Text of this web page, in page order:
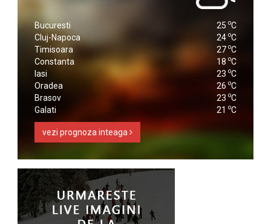
Bucuresti 25 oC
Cluj-Napoca
24 oC
Timisoara
27 oC
Constanta
18 oC
Iasi
23 oC
Oradea
26 oC
Brasov
23 oC
Galati
21 oC
vezi prognoza inteaga